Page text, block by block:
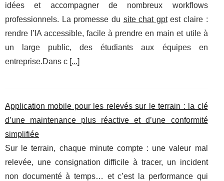
idées et accompagner de nombreux workflows
professionnels. La promesse du site chat gptest claire :
rendre l’IA accessible, facile à prendre en main et utile à
un large public, des étudiants aux équipes en
entreprise.Dans c [...]
Application mobile pour les relevés sur le terrain : la clé
d’une maintenance plus réactive et d’une conformité
simplifiée
Sur le terrain, chaque minute compte : une valeur mal
relevée, une consignation difficile à tracer, un incident
non documenté à temps… et c’est la performance qui